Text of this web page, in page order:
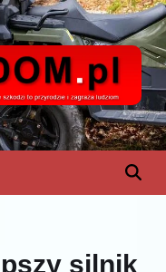
silnik